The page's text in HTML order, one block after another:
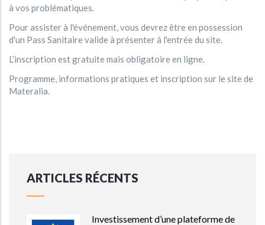
à vos problématiques.
Pour assister à l'événement, vous devrez être en possession
d'un Pass Sanitaire valide à présenter à l'entrée du site.
L’inscription est gratuite mais obligatoire en ligne.
Programme, informations pratiques et inscription sur le site de
Materalia.
ARTICLES RÉCENTS
Investissement d’une plateforme de